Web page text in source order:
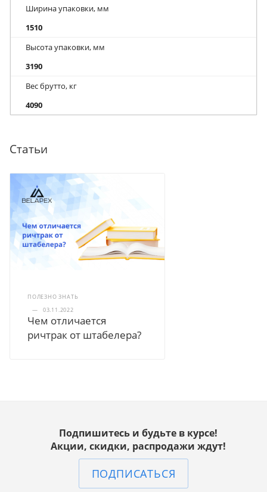
Ширина упаковки, мм
1510
Высота упаковки, мм
3190
Вес брутто, кг
4090
Статьи
ПОЛЕЗНО ЗНАТЬ
—
03.11.2022
Чем отличается
ричтрак от штабелера?
Подпишитесь и будьте в курсе!
Акции, скидки, распродажи ждут!
ПОДПИСАТЬСЯ